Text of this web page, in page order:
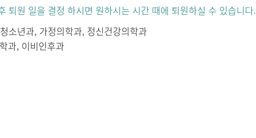
퇴원 일을 결정 하시면 원하시는 시간 때에 퇴원하실 수 있습니다.
소년과, 가정의학과, 정신건강의학과
과, 이비인후과